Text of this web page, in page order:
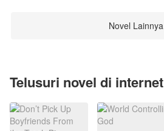
Novel Lainnya
Telusuri novel di internet